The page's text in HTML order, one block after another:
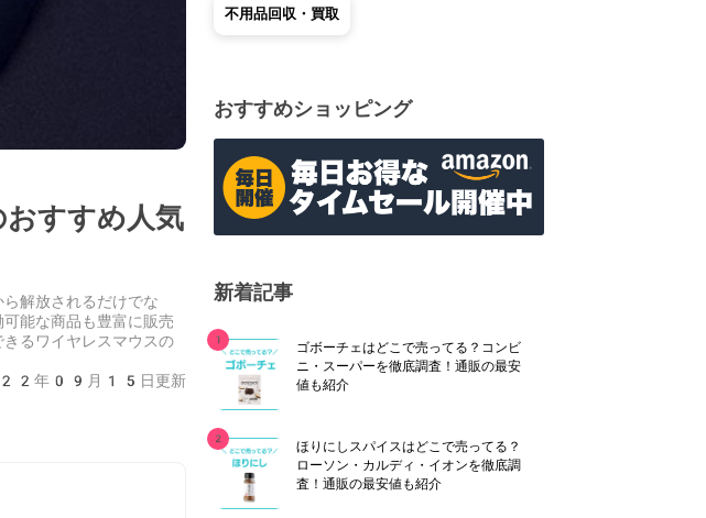
おすすめ人気
解放されるだけでな
能な商品も豊富に販売
るワイヤレスマウスの
年09月15日更新
不用品回収・買取
おすすめショッピング
新着記事
ゴボーチェはどこで売ってる？コンビ
ニ・スーパーを徹底調査！通販の最安
値も紹介
ほりにしスパイスはどこで売ってる？
ローソン・カルディ・イオンを徹底調
査！通販の最安値も紹介